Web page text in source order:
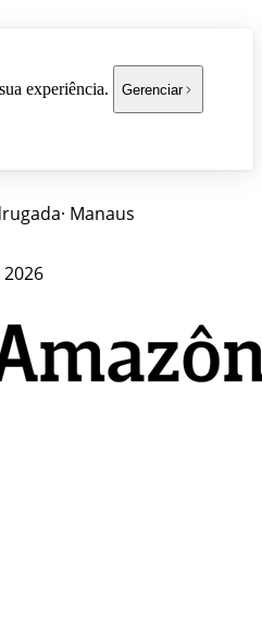
experiência. Gerenciar
· Manaus